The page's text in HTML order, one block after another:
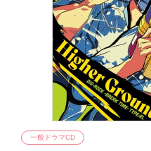
一般ドラマCD